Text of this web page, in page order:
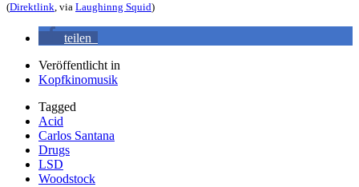
(Direktlink, via Laughinng Squid)
teilen
Veröffentlicht in
Kopfkinomusik
Tagged
Acid
Carlos Santana
Drugs
LSD
Woodstock